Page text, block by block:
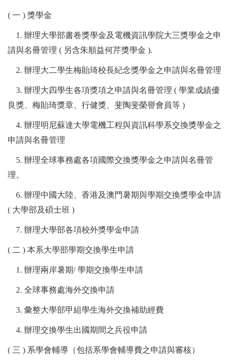
( 一 ) 獎學金
1. 辦理大學部書卷獎學金及電機資訊學院大三獎學金之申
請與名冊管理 ( 另含朱順益何芹獎學金 ).
2. 辦理大二學生梅貽琦校長紀念獎學金之申請與名冊管理
3. 辦理大四學生各項獎項之申請與名冊管理 ( 學業成績優
良獎、梅貽琦獎章、行健獎、斐陶斐榮譽會員等 )
4. 辦理明尼蘇達大學電機工程與資訊科學系交換獎學金之
申請與名冊管理
5. 辦理全球事務處各項國際交換獎學金之申請與名冊管
理。
6. 辦理中國大陸、香港及澳門暑期與學期交換獎學金申請
( 大學部及碩士班 )
7. 辦理大學部各項校外獎學金申請
( 二 ) 本系大學部學期交換學生申請
1. 辦理兩岸暑期/學期交換學生申請
2. 全球事務處海外交換申請
3. 彙整大學部甲組學生海外交換補助經費
4. 辦理交換學生出國期間之兵役申請
( 三 ) 系學會輔導（包括系學會輔導費之申請與審核）